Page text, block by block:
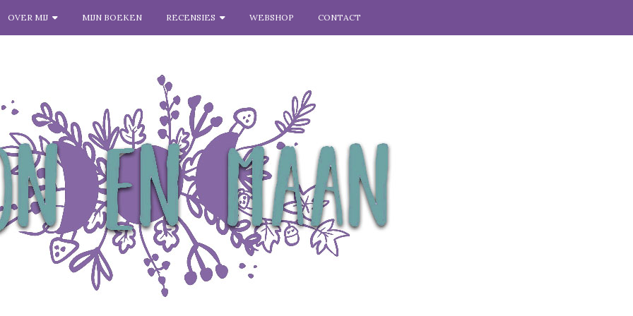
OVER MIJ MIJN BOEKEN RECENSIES WEBSHOP CONTACT